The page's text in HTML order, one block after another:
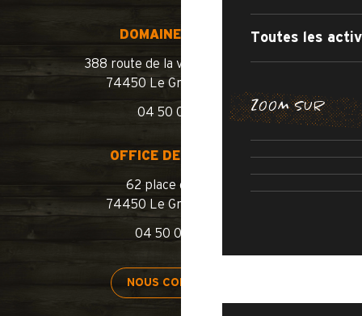
Toutes les
ZOOM SUR
BALADES
OUVERTURE
LES
PISCINE
DOMAINE SKIABLE
388 route de la vallée du Bouchet
74450 Le Grand-Bornand
04 50 02 78 10
OFFICE DE TOURISME
62 place de l’église
74450 Le Grand-Bornand
04 50 02 78 00
NOUS CONTACTER